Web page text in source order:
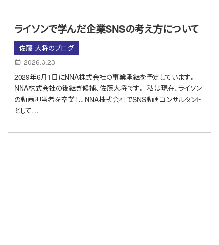
ライソンで学んだ企業SNSの考え方について
佐藤 大将のブログ
2026.3.23
2029年6月1日にNNA株式会社の事業承継を予定しています。
NNA株式会社の後継ぎ候補、佐藤大将です。 私は現在、ライソン
の動画担当者を卒業し、NNA株式会社でSNS動画コンサルタント
として…